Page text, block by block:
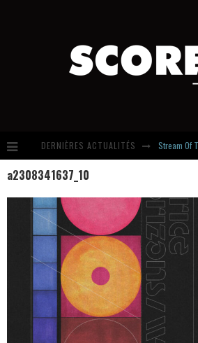
DERNIÈRES ACTUALITÉS
a2308341637_10